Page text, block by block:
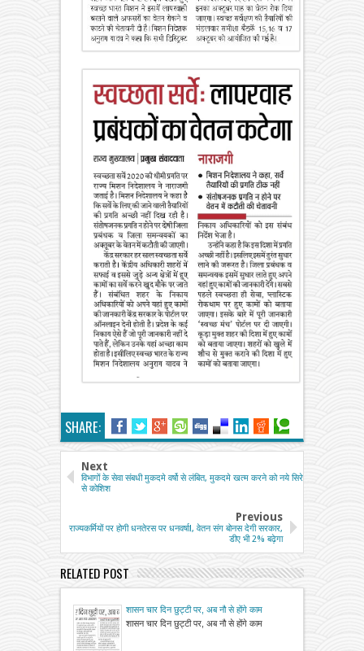
SHARE:
Next
विभागों के सेवा संबधी मुकदमे वर्षो से लंबित, मुकदमे खत्म करने को नये सिरे
से कोशिश
Previous
राज्यकर्मियों पर होगी धनतेरस पर धनवर्षा!, वेतन संग बोनस देगी सरकार,
डीए भी 2% बढ़ेगा
RELATED POST
शासन चार दिन छुट्टी पर, अब नौ से होंगे काम
शासन चार दिन छुट्टी पर, अब नौ से होंगे काम